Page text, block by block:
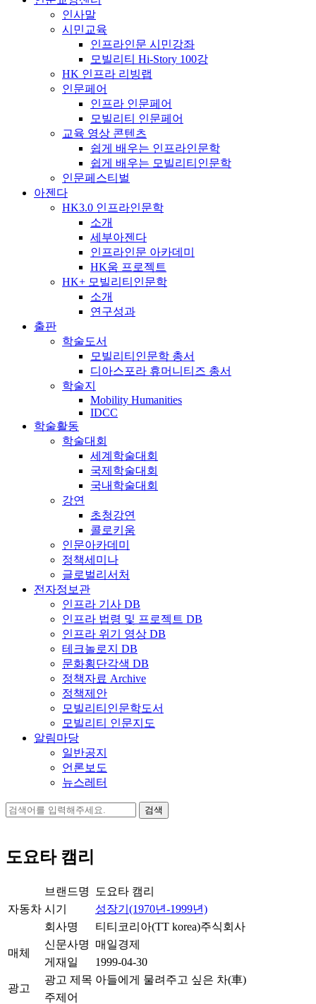
인사말
시민교육
인프라인문 시민강좌
모빌리티 Hi-Story 100강
HK 인프라 리빙랩
인문페어
인프라 인문페어
모빌리티 인문페어
교육 영상 콘텐츠
쉽게 배우는 인프라인문학
쉽게 배우는 모빌리티인문학
인문페스티벌
아젠다
HK3.0 인프라인문학
소개
세부아젠다
인프라인문 아카데미
HK움 프로젝트
HK+ 모빌리티인문학
소개
연구성과
출판
학술도서
모빌리티인문학 총서
디아스포라 휴머니티즈 총서
학술지
Mobility Humanities
IDCC
학술활동
학술대회
세계학술대회
국제학술대회
국내학술대회
강연
초청강연
콜로키움
인문아카데미
정책세미나
글로벌리서처
전자정보관
인프라 기사 DB
인프라 법령 및 프로젝트 DB
인프라 위기 영상 DB
테크놀로지 DB
문화횡단각색 DB
정책자료 Archive
정책제안
모빌리티인문학도서
모빌리티 인문지도
알림마당
일반공지
언론보도
뉴스레터
검
도요타 캠리
자동차
브랜드명
도요타 캠리
시기
성장기(1970년-1999년)
회사명
티티코리아(TT korea)주식회사
매체
신문사명
매일경제
게재일
1999-04-30
광고
광고 제목 아들에게 물려주고 싶은 차(車)
주제어